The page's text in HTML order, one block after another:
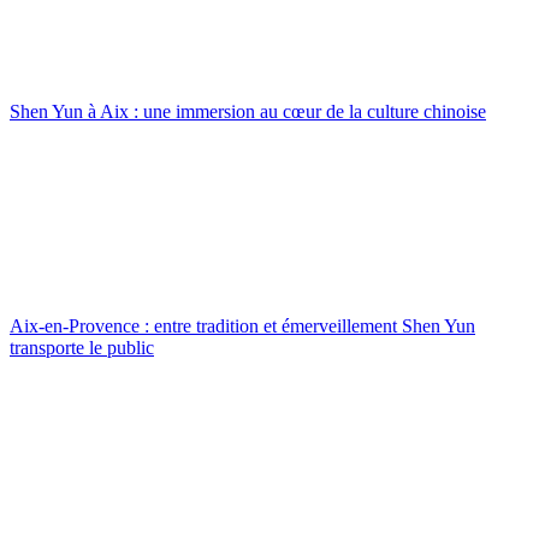
Shen Yun à Aix : une immersion au cœur de la culture chinoise
Aix-en-Provence : entre tradition et émerveillement Shen Yun
transporte le public